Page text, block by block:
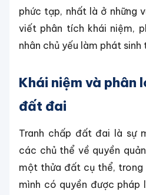
phức tạp, nhất là ở những
viết phân tích khái niệm,
nhân chủ yếu làm phát
Khái niệm và phân
đất đai
Tranh chấp đất đai là sự
các chủ thể về quyền
một thửa đất cụ thể,
mình có quyền được